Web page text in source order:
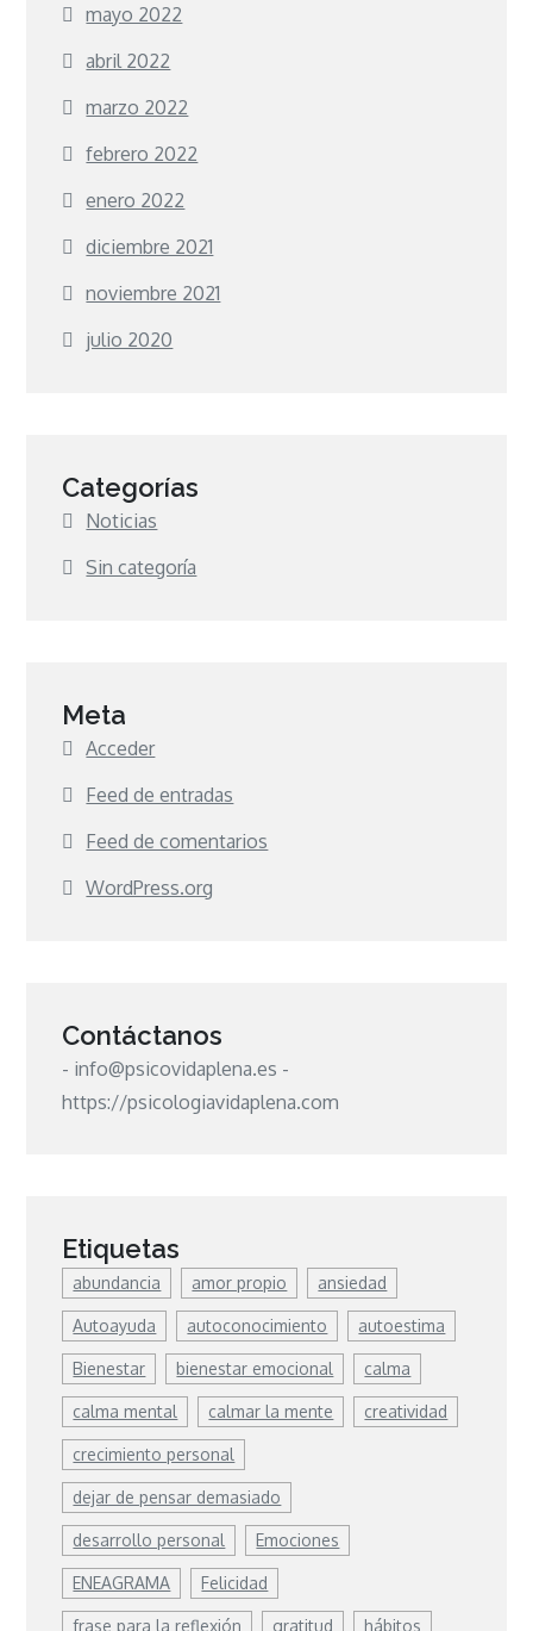
mayo 2022
abril 2022
marzo 2022
febrero 2022
enero 2022
diciembre 2021
noviembre 2021
julio 2020
Categorías
Noticias
Sin categoría
Meta
Acceder
Feed de entradas
Feed de comentarios
WordPress.org
Contáctanos
- info@psicovidaplena.es -
https://psicologiavidaplena.com
Etiquetas
abundancia amor propio ansiedad
Autoayuda autoconocimiento autoestima
Bienestar bienestar emocional calma
calma mental calmar la mente creatividad
crecimiento personal
dejar de pensar demasiado
desarrollo personal Emociones
ENEAGRAMA Felicidad
frase para la reflexión gratitud hábitos